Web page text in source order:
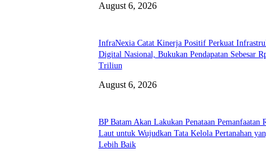
August 6, 2026
InfraNexia Catat Kinerja Positif Perkuat
Digital Nasional, Bukukan Pendapatan Sebesar
Triliun
August 6, 2026
BP Batam Akan Lakukan Penataan Pemanfaatan
Laut untuk Wujudkan Tata Kelola Pertanahan
Lebih Baik